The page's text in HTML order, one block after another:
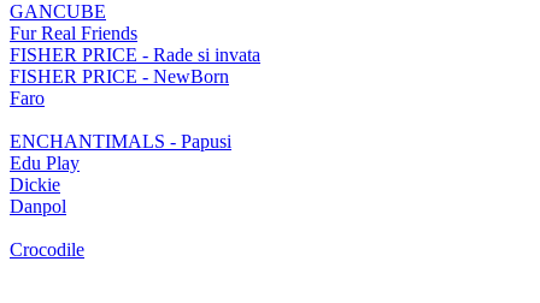
GANCUBE
Fur Real Friends
FISHER PRICE - Rade si invata
FISHER PRICE - NewBorn
Faro
ENCHANTIMALS - Papusi
Edu Play
Dickie
Danpol
Crocodile